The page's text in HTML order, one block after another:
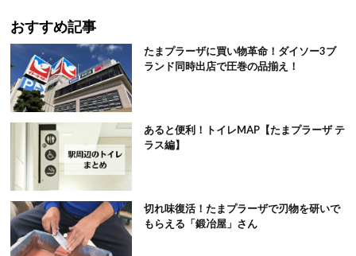
おすすめ記事
たまプラーザに買い物革命！ダイソー3ブ
ランド同時出店で圧巻の品揃え！
あると便利！トイレMAP【たまプラーザ テ
ラス編】
切れ味復活！たまプラーザで刃物を研いで
もらえる「鍛冶屋」さん